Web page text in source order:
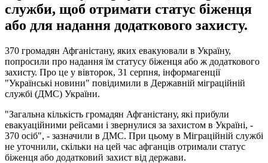
служби, щоб отримати статус біженця
або для надання додаткового захисту.
370 громадян Афганістану, яких евакуювали в Україну,
попросили про надання їм статусу біженця або ж додаткового
захисту. Про це у вівторок, 31 серпня, інформагенції
"Українські новини" повідимили в Державній міграційній
службі (ДМС) України.
"Загальна кількість громадян Афганістану, які прибули
евакуаційними рейсами і звернулися за захистом в Україні, -
370 осіб", - зазначили в ДМС. При цьому в Міграційній службі
не уточнили, скільки на цей час афганців отримали статус
біженця або додатковий захист від держави.